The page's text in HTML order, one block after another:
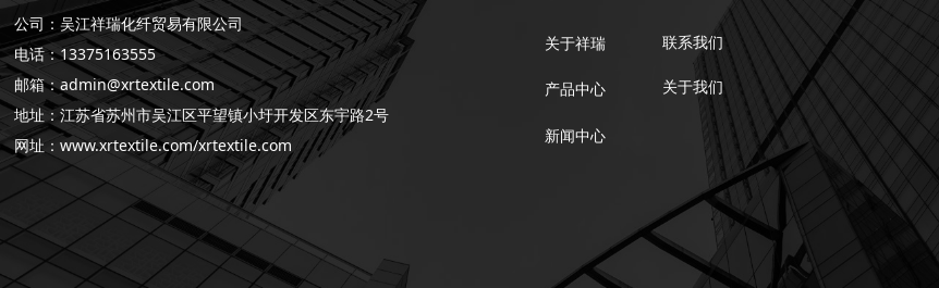
公司：吴江祥瑞化纤贸易有限公司
电话：13375163555
邮箱：admin@xrtextile.com
地址：江苏省苏州市吴江区平望镇小圩开发区东宇路2号
网址：www.xrtextile.com/xrtextile.com
关于祥瑞
产品中心
新闻中心
联系我们
关于我们